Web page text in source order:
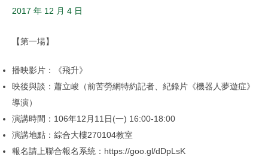
2017 年 12 月 4 日
【第一場】
播映影片：《飛升》
映後與談：蕭立峻（前苦勞網特約記者、紀錄片《機器人夢遊症》
導演）
演講時間：106年12月11日(一) 16:00-18:00
演講地點：綜合大樓270104教室
報名請上聯合報名系統：https://goo.gl/dDpLsK